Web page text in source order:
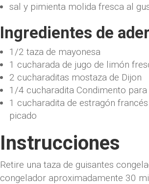
sal y pimienta molida fresca al
Ingredientes de
1/2 taza de mayonesa
1 cucharada de jugo de limón
2 cucharaditas mostaza de Dijon
1/4 cucharadita Condimento para
1 cucharadita de estragón
picado
Instrucciones
Retire una taza de guisantes
congelador aproximadamente 30